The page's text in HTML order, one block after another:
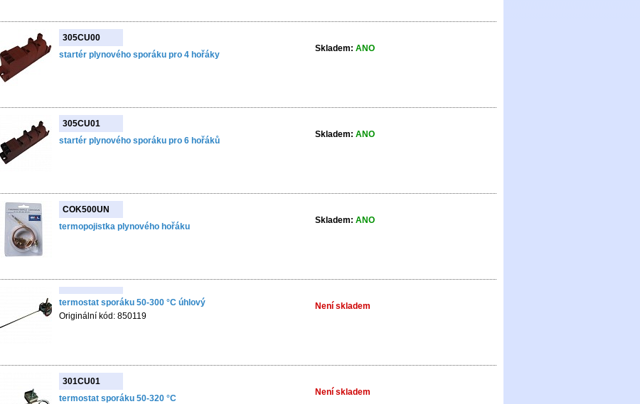
305CU00
startér plynového sporáku pro 4 hořáky
Skladem: ANO
305CU01
startér plynového sporáku pro 6 hořáků
Skladem: ANO
COK500UN
termopojistka plynového hořáku
Skladem: ANO
termostat sporáku 50-300 °C úhlový
Originální kód: 850119
Není skladem
301CU01
termostat sporáku 50-320 °C
Není skladem